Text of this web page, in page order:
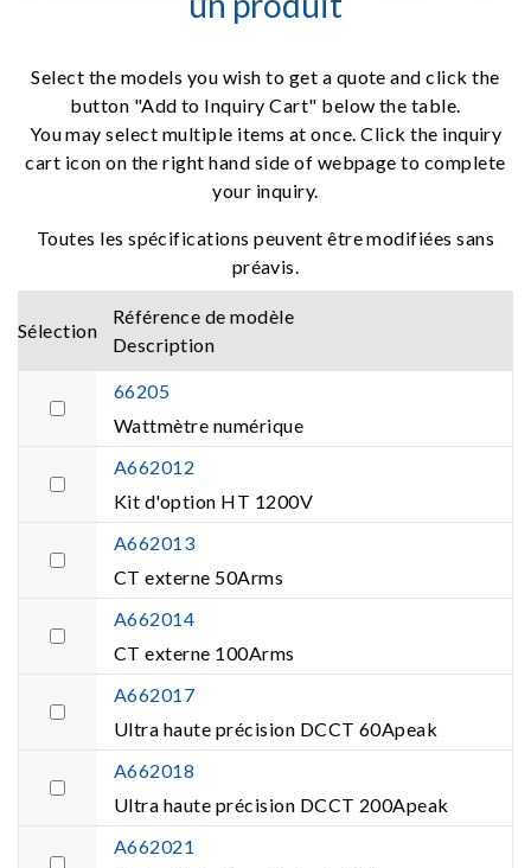
Select the models you wish to get a quote and click the
button "Add to Inquiry Cart" below the table.
You may select multiple items at once. Click the inquiry
cart icon on the right hand side of webpage to complete
your inquiry.
Toutes les spécifications peuvent être modifiées sans
préavis.
Sélection
Référence de modèle
Description
66205
Wattmètre numérique
A662012
Kit d'option HT 1200V
A662013
CT externe 50Arms
A662014
CT externe 100Arms
A662017
Ultra haute précision DCCT 60Apeak
A662018
Ultra haute précision DCCT 200Apeak
A662021